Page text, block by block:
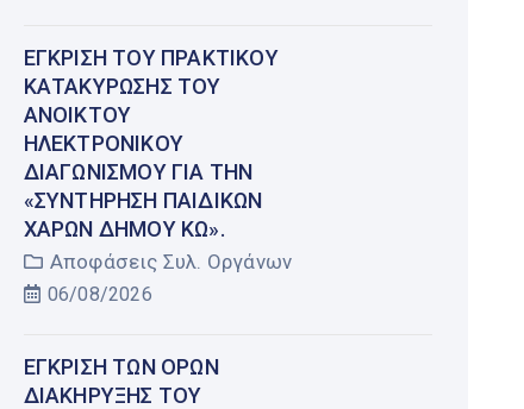
ΈΓΚΡΙΣΗ ΤΟΥ ΠΡΑΚΤΙΚΟΎ
ΚΑΤΑΚΎΡΩΣΗΣ ΤΟΥ
ΑΝΟΙΚΤΟΎ
ΗΛΕΚΤΡΟΝΙΚΟΎ
ΔΙΑΓΩΝΙΣΜΟΎ ΓΙΑ ΤΗΝ
«ΣΥΝΤΉΡΗΣΗ ΠΑΙΔΙΚΏΝ
ΧΑΡΏΝ ΔΉΜΟΥ ΚΩ».
Αποφάσεις Συλ. Οργάνων
06/08/2026
ΈΓΚΡΙΣΗ ΤΩΝ ΌΡΩΝ
ΔΙΑΚΉΡΥΞΗΣ ΤΟΥ